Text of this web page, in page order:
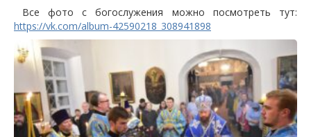
Все фото с богослужения можно посмотреть тут:
https://vk.com/album-42590218_308941898